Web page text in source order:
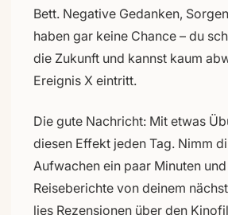
Bett. Negative Gedanken,
haben gar keine Chance – du
die Zukunft und kannst kaum
Ereignis X eintritt.
Die gute Nachricht: Mit etwas
diesen Effekt jeden Tag. Nimm
Aufwachen ein paar Minuten
Reiseberichte von deinem
lies Rezensionen über den